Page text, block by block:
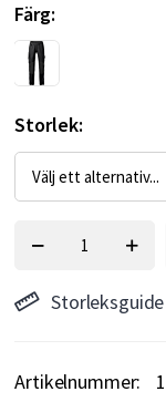
Färg
Storlek
Storleksguide
Artikelnummer